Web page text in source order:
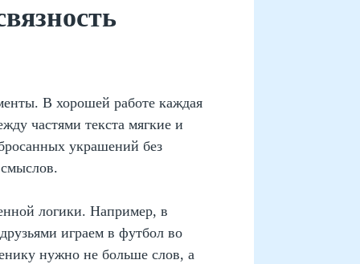
В хорошей работе каждая
частями текста мягкие и
украшений без
логики. Например, в
играем в футбол во
нужно не больше слов, а